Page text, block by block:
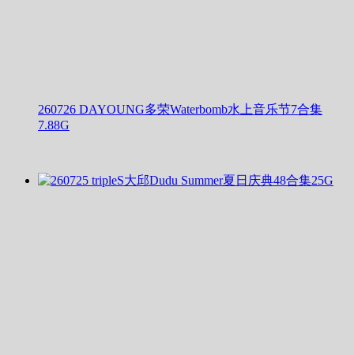
260726 DAYOUNG多荣Waterbomb水上音乐节7合集
7.88G